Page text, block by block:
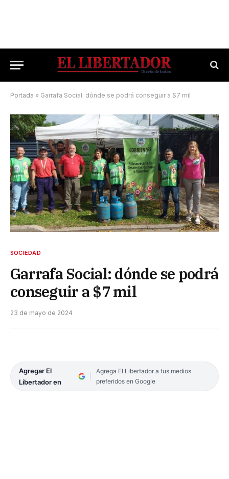
Portada » Garrafa Social: dónde se podrá conseguir a $7 mil
SOCIEDAD
Garrafa Social: dónde se podrá
conseguir a $7 mil
23 de mayo de 2024
Agregar El
Libertador en
Agrega El Libertador a tus medios
preferidos en Google